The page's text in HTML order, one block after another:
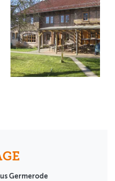
Germerode